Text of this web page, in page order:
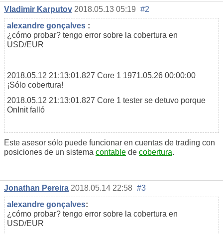
Vladimir Karputov 2018.05.13 05:19 #2
alexandre gonçalves :
¿cómo probar? tengo error sobre la cobertura en
USD/EUR
2018.05.12 21:13:01.827 Core 1 1971.05.26 00:00:00
¡Sólo cobertura!
2018.05.12 21:13:01.827 Core 1 tester se detuvo porque
OnInit falló
Este asesor sólo puede funcionar en cuentas de trading con
posiciones de un sistema contable de cobertura.
Jonathan Pereira 2018.05.14 22:58 #3
alexandre gonçalves:
¿cómo probar? tengo error sobre la cobertura en
USD/EUR